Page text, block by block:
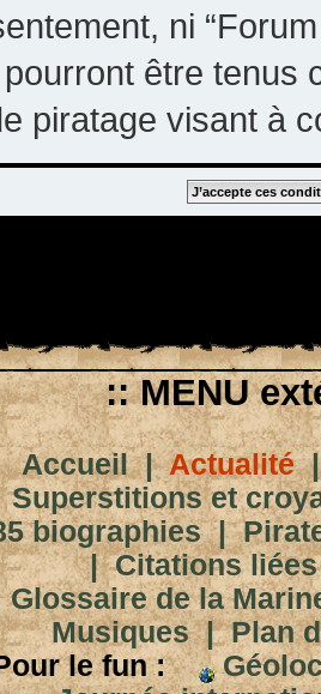
ni
être tenus
piratage visant à
:: MENU
Accueil|Actualité
Superstitions et
biographies|
|Citations
Glossaire de la
Musiques|Plan
le fun :